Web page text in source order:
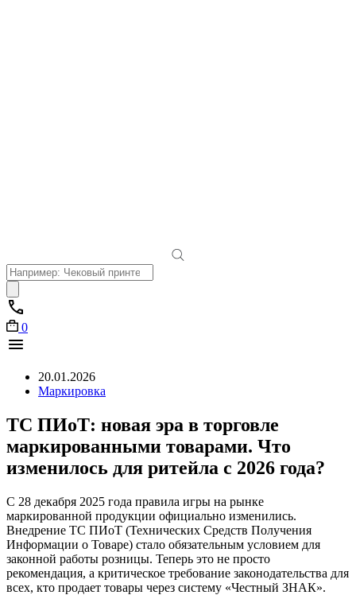
Поиск
товаров
0
20.01.2026
Маркировка
ТС ПИоТ: новая эра в торговле
маркированными товарами. Что
изменилось для ритейла с 2026 года?
С 28 декабря 2025 года правила игры на рынке
маркированной продукции официально изменились.
Внедрение ТС ПИоТ (Технических Средств Получения
Информации о Товаре) стало обязательным условием для
законной работы розницы. Теперь это не просто
рекомендация, а критическое требование законодательства для
всех, кто продает товары через систему «Честный ЗНАК».